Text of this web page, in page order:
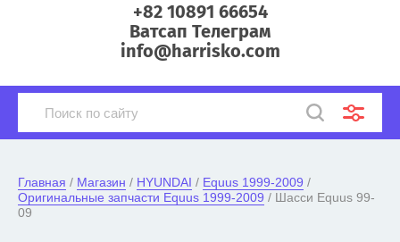
+82 10891 66654
Ватсап Телеграм
info@harrisko.com
Главная / Магазин / HYUNDAI / Equus 1999-2009
Оригинальные запчасти Equus 1999-2009 / Шасси Equus 99-
09